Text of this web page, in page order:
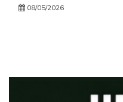
08/05/2026